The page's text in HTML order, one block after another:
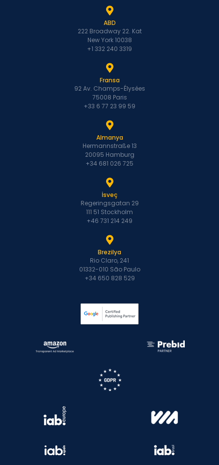
ABD
222 Broadway 22. Kat
New York 10038
+1 332 240 3319
Fransa
92 Av. Champs-Élysées
75008 Paris
+33 6 77 23 99 59
Almanya
Hermannstraße 13
20095 Hamburg
+34 681 026 725
İsveç
Regeringsgatan 29
111 51 Stockholm
+46 731 214 249
Brezilya
Rio Claro, 241
01332-010 São Paulo
+34 650 828 529